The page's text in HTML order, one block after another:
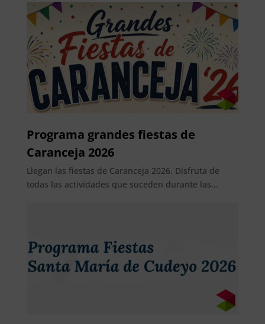
Programa grandes fiestas de
Caranceja 2026
Llegan las fiestas de Caranceja 2026. Disfruta de
todas las actividades que suceden durante las...